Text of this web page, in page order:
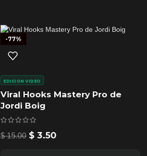
-77%
Viral Hooks Mastery Pro de
Jordi Boig
EDICION VIDEO
$15.00 $ 3.50